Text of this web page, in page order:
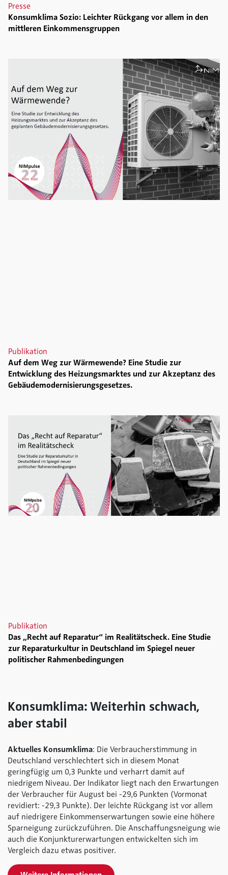
Presse
Konsumklima Sozio: Leichter Rückgang vor allem in den
mittleren Einkommensgruppen
Publikation
Auf dem Weg zur Wärmewende? Eine Studie zur
Entwicklung des Heizungsmarktes und zur Akzeptanz des
Gebäudemodernisierungsgesetzes.
Publikation
Das „Recht auf Reparatur“ im Realitätscheck. Eine Studie
zur Reparaturkultur in Deutschland im Spiegel neuer
politischer Rahmenbedingungen
Konsumklima: Weiterhin schwach,
aber stabil
Aktuelles Konsumklima: Die Verbraucherstimmung in
Deutschland verschlechtert sich in diesem Monat
geringfügig um 0,3 Punkte und verharrt damit auf
niedrigem Niveau. Der Indikator liegt nach den Erwartungen
der Verbraucher für August bei -29,6 Punkten (Vormonat
revidiert: -29,3 Punkte). Der leichte Rückgang ist vor allem
auf niedrigere Einkommenserwartungen sowie eine höhere
Sparneigung zurückzuführen. Die Anschaffungsneigung wie
auch die Konjunkturerwartungen entwickelten sich im
Vergleich dazu etwas positiver.